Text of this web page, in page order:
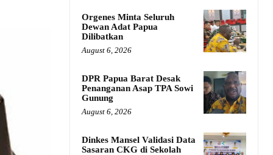
Orgenes Minta Seluruh
Dewan Adat Papua
Dilibatkan
August 6, 2026
DPR Papua Barat Desak
Penanganan Asap TPA Sowi
Gunung
August 6, 2026
Dinkes Mansel Validasi Data
Sasaran CKG di Sekolah